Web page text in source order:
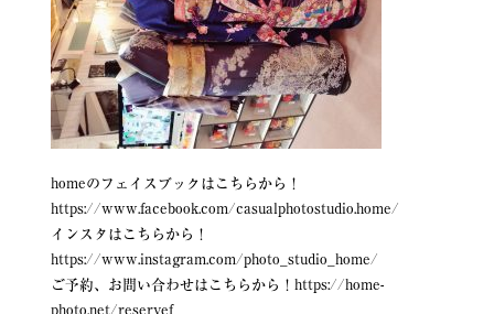
homeのフェイスブックはこちらから！
https://www.facebook.com/casualphotostudio.home/
インスタはこちらから！
https://www.instagram.com/photo_studio_home/
ご予約、お問い合わせはこちらから！https://home-
photo.net/reservef